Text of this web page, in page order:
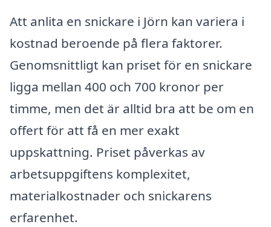
Att anlita en snickare i Jörn kan variera i
kostnad beroende på flera faktorer.
Genomsnittligt kan priset för en snickare
ligga mellan 400 och 700 kronor per
timme, men det är alltid bra att be om en
offert för att få en mer exakt
uppskattning. Priset påverkas av
arbetsuppgiftens komplexitet,
materialkostnader och snickarens
erfarenhet.